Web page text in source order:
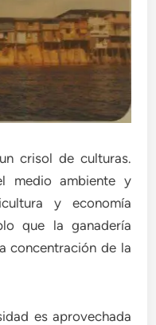
crisol de culturas.
medio ambiente y
y economía
que la ganadería
concentración de la
es aprovechada